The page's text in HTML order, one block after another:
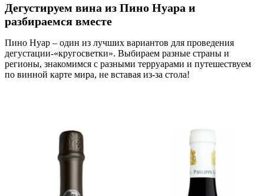
Дегустируем вина из Пино Нуара и
разбираемся вместе
Пино Нуар – один из лучших вариантов для проведения
дегустации-«кругосветки». Выбираем разные страны и
регионы, знакомимся с разными терруарами и путешествуем
по винной карте мира, не вставая из-за стола!